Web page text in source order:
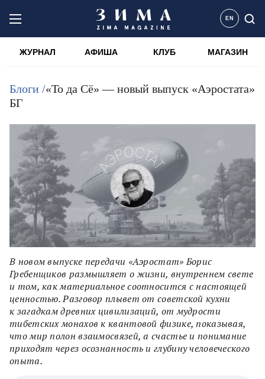
EN
ЖУРНАЛ АФИША КЛУБ МАГАЗИН
Блоги /«То да Сё» — новый выпуск «Аэростата»
БГ
В новом выпуске передачи «Аэростат» Борис
Гребенщиков размышляет о жизни, внутреннем свете
и том, как материальное соотносится с настоящей
ценностью. Разговор плывет от советской кухни
к загадкам древних цивилизаций, от мудрости
тибетских монахов к квантовой физике, показывая,
что мир полон взаимосвязей, а счастье и понимание
приходят через осознанность и глубину человеческого
опыта.